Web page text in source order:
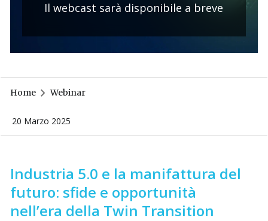
Il webcast sarà disponibile a breve
Home Webinar
20 Marzo 2025
Industria 5.0 e la manifattura del
futuro: sfide e opportunità
nell’era della Twin Transition